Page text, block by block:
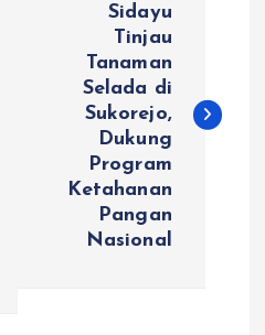
Sidayu
Tinjau
Tanaman
Selada di
Sukorejo,
Dukung
Program
Ketahanan
Pangan
Nasional